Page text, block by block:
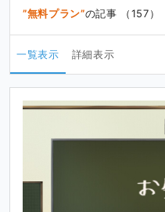
無料プラン の記事 （157）
一覧表示 詳細表示